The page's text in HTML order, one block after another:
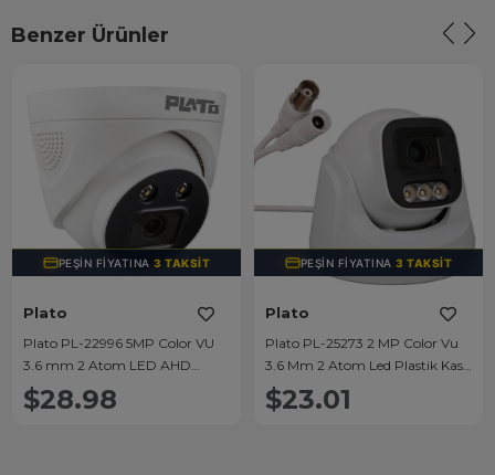
Benzer Ürünler
PEŞIN FIYATINA3 TAKSIT
Plato
Plato PL-22996 5MP Color VU
3.6 mm 2 Atom LED AHD
Dome Kamera
$28.98
PEŞIN FIYATINA3 TAKSIT
Plato
Plato PL-25273 2 MP Color Vu
3.6 Mm 2 Atom Led Plastik Kasa
AHD Dome Kamera
$23.01